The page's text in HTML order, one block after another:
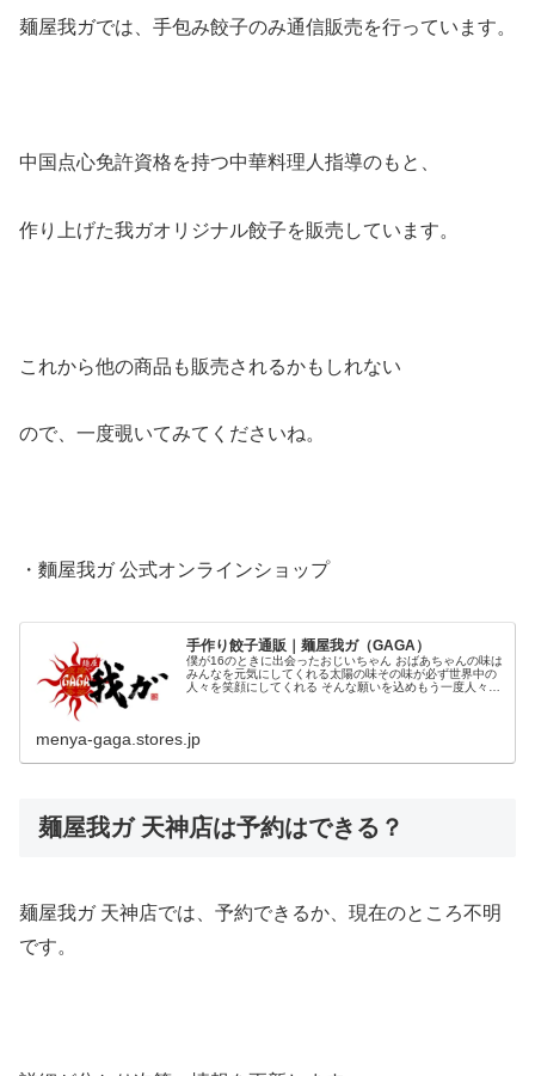
麺屋我ガでは、手包み餃子のみ通信販売を行っています。
中国点心免許資格を持つ中華料理人指導のもと、
作り上げた我ガオリジナル餃子を販売しています。
これから他の商品も販売されるかもしれない
ので、一度覗いてみてくださいね。
・麵屋我ガ 公式オンラインショップ
手作り餃子通販｜麺屋我ガ（GAGA）
僕が16のときに出会ったおじいちゃん おばあちゃんの味は
みんなを元気にしてくれる太陽の味その味が必ず世界中の
人々を笑顔にしてくれる そんな願いを込めもう一度人々を
menya-gaga.stores.jp
麺屋我ガ 天神店は予約はできる？
麺屋我ガ 天神店では、予約できるか、現在のところ不明
です。